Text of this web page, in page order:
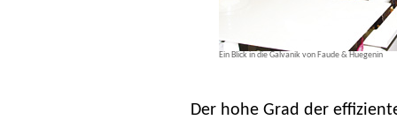
Ein Blick in die Galvanik von Faude & Huegenin
Der hohe Grad der